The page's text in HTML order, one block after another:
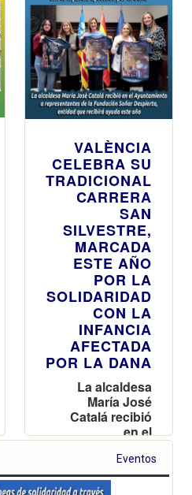
VALÈNCIA
CELEBRA SU
TRADICIONAL
CARRERA
SAN
SILVESTRE,
MARCADA
ESTE AÑO
POR LA
SOLIDARIDAD
CON LA
INFANCIA
AFECTADA
POR LA DANA
La alcaldesa
María José
Catalá recibió
en el
Ayuntamiento a
representantes
de la Fundación
Eventos